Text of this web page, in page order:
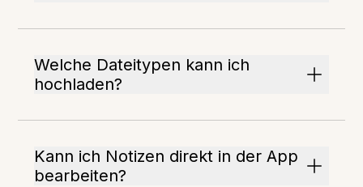
Welche Dateitypen kann ich
hochladen?
Kann ich Notizen direkt in der App
bearbeiten?